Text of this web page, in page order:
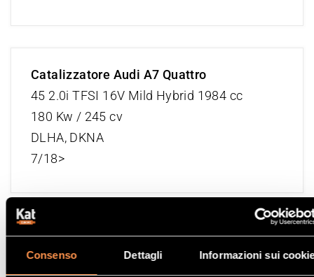
Consenso Dettagli Informazioni sui
Catalizzatore Audi A7 Quattro
45 2.0i TFSI 16V Mild Hybrid 1984 cc
180 Kw / 245 cv
DLHA, DKNA
7/18>
45 2.0i TFSI 16V Mild Hybrid GPF 1984 cc